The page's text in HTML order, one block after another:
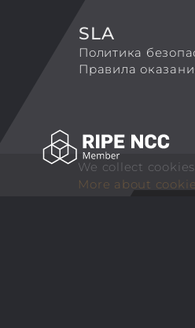
SLA
Политика
Правила
We collect cookies
More about